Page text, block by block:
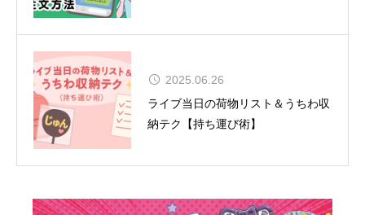
2025.06.26
ライブ当日の荷物リスト＆うちわ収
納テク【持ち運び術】
松田聖子、通算54作目のアルバムが
TOP10入り！女性歴代1位タイの快
挙達成